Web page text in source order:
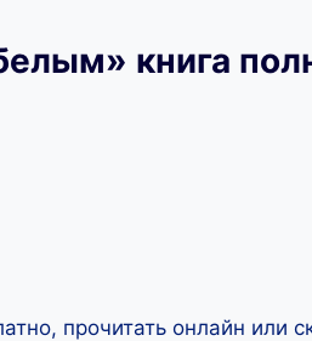
книга
прочитать онлайн или